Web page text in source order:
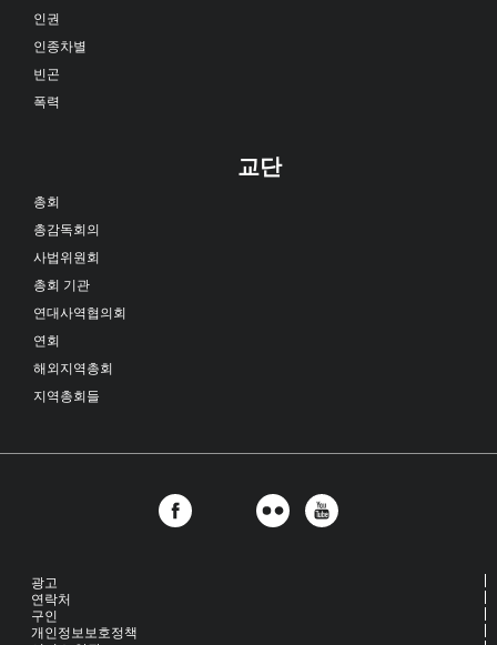
인권
인종차별
빈곤
폭력
교단
총회
총감독회의
사법위원회
총회 기관
연대사역협의회
연회
해외지역총회
지역총회들
광고
연락처
구인
개인정보보호정책